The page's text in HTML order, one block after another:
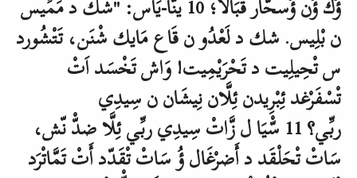
ن بْلِيس. شك د لَعْدُو ن قَاع مَايك شْنَن، تَتْشُورد
س تْحِيلِيت د تَحْرَيْمِيت! وَاش تَخْسَد اَتْ
تْسْفَرْغد ئِبْرِيدن ئِلَّان نِيشَان ن سِيدِي
ربِّـي؟ 11 سّْيَا ل زَّاتْ سِيدِي ربِّـي ئِلَّا ضدّْ نّش،
سَاتْ تْحَلْقَد د أَضرْغَال ؤُ سَاتْ تْقَدّد أَتْ تَمَّاتْرَد